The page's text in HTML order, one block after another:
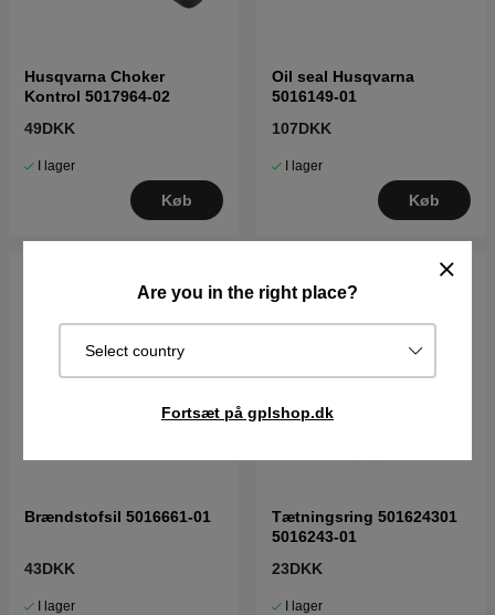
Are you in the right place?
Select country
Fortsæt på gplshop.dk
Husqvarna Choker
Kontrol 5017964-02
49DKK
I lager
Køb
Oil seal Husqvarna
5016149-01
107DKK
I lager
Køb
Brændstofsil 5016661-01
43DKK
I lager
Tætningsring 501624301
5016243-01
23DKK
I lager